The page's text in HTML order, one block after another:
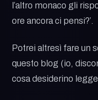
l’altro monaco gli
ore ancora ci pensi?’.
Potrei altresì fare un
questo blog (io,
cosa desiderino